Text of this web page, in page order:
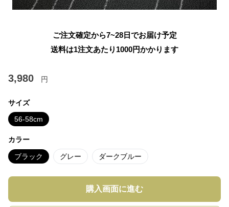
ご注文確定から7~28日でお届け予定
送料は1注文あたり 1000円かかります
3,980 円
サイズ
56-58cm
カラー
ブラック グレー ダークブルー
購入画面に進む